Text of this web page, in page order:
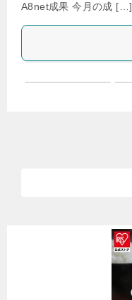
A8net成果 今月の成 […]